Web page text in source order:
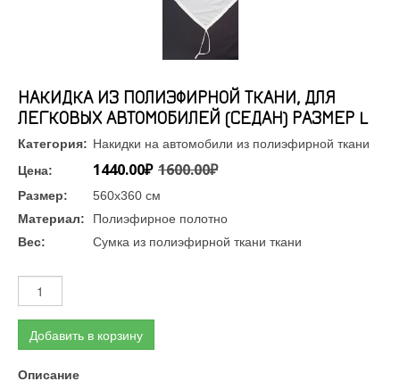
НАКИДКА ИЗ ПОЛИЭФИРНОЙ ТКАНИ, ДЛЯ
ЛЕГКОВЫХ АВТОМОБИЛЕЙ (СЕДАН) РАЗМЕР L
Категория: Накидки на автомобили из полиэфирной ткани
Цена:
1440.00₽ 1600.00₽
Размер:
560х360 см
Материал:
Полиэфирное полотно
Вес:
Сумка из полиэфирной ткани ткани
Добавить в корзину
Описание